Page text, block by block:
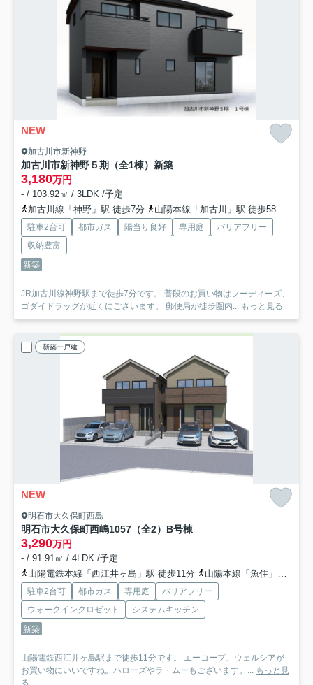
NEW
加古川市新神野
加古川市新神野５期（全1棟）新築
3,180万円
- / 103.92㎡ / 3LDK /予定
加古川線「神野」駅 徒歩7分
山陽本線「加古川」駅 徒歩58分
駐車2台可 都市ガス 陽当り良好 専用庭
バリアフリー
収納豊富
新築
JR加古川線神野駅まで徒歩7分です。 普段のお買い物はフーディーズ、
ゴダイドラッグが近くにございます。 郵便局が徒歩圏内...
もっと見る
新築一戸建
NEW
明石市大久保町西島
明石市大久保町西嶋1057（全2）B号棟
3,290万円
- / 91.91㎡ / 4LDK /予定
山陽電鉄本線「西江井ヶ島」駅 徒歩11分
山陽本線「魚住」駅 徒歩32分
駐車2台可 都市ガス 専用庭
バリアフリー
ウォークインクロゼット
システムキッチン
新築
山陽電鉄西江井ヶ島駅まで徒歩11分です。 エーコープ、ウェルシアが
お買い物にいいですね。ハローズやラ・ムーもございます。...
もっと見
る